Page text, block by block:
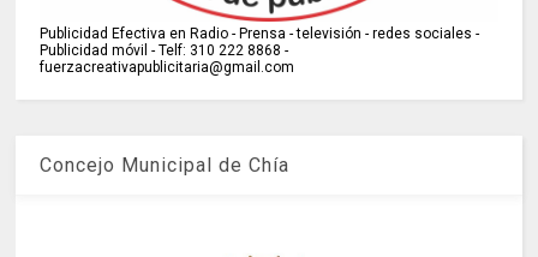
Publicidad Efectiva en Radio - Prensa - televisión - redes sociales -
Publicidad móvil - Telf: 310 222 8868 -
fuerzacreativapublicitaria@gmail.com
Concejo Municipal de Chía